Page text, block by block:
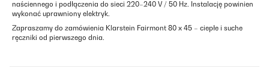
naściennego i podłączenia do sieci 220–240 V / 50 Hz. Instalację powinien
wykonać uprawniony elektryk.
Zapraszamy do zamówienia Klarstein Fairmont 80 x 45 – ciepłe i suche
ręczniki od pierwszego dnia.